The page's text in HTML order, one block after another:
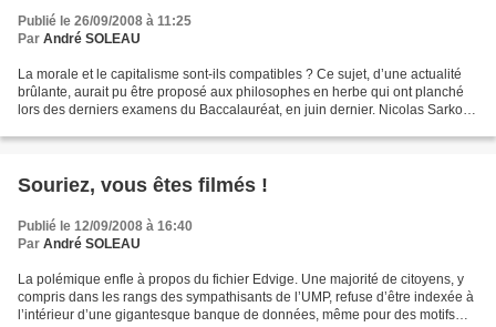
Publié le 26/09/2008 à 11:25
Par André SOLEAU
La morale et le capitalisme sont-ils compatibles ? Ce sujet, d’une actualité
brûlante, aurait pu être proposé aux philosophes en herbe qui ont planché
lors des derniers examens du Baccalauréat, en juin dernier. Nicolas Sarkozy,
Souriez, vous êtes filmés !
Publié le 12/09/2008 à 16:40
Par André SOLEAU
La polémique enfle à propos du fichier Edvige. Une majorité de citoyens, y
compris dans les rangs des sympathisants de l’UMP, refuse d’être indexée à
l’intérieur d’une gigantesque banque de données, même pour des motifs